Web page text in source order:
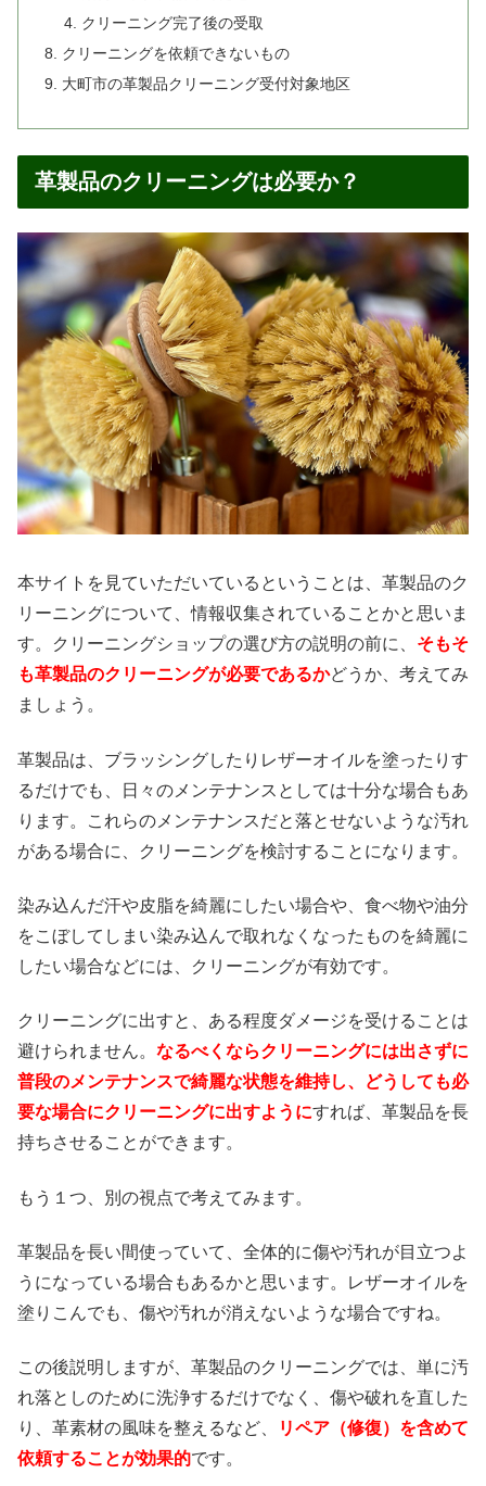
クリーニング完了後の受取
クリーニングを依頼できないもの
大町市の革製品クリーニング受付対象地区
革製品のクリーニングは必要か？
本サイトを見ていただいているということは、革製品のク
リーニングについて、情報収集されていることかと思いま
す。クリーニングショップの選び方の説明の前に、 そもそ
も革製品のクリーニングが必要であるかどうか、考えてみ
ましょう。
革製品は、ブラッシングしたりレザーオイルを塗ったりす
るだけでも、日々のメンテナンスとしては十分な場合もあ
ります。これらのメンテナンスだと落とせないような汚れ
がある場合に、クリーニングを検討することになります。
染み込んだ汗や皮脂を綺麗にしたい場合や、食べ物や油分
をこぼしてしまい染み込んで取れなくなったものを綺麗に
したい場合などには、クリーニングが有効です。
クリーニングに出すと、ある程度ダメージを受けることは
避けられません。 なるべくならクリーニングには出さずに
普段のメンテナンスで綺麗な状態を維持し、どうしても必
要な場合にクリーニングに出すようにすれば、革製品を長
持ちさせることができます。
もう１つ、別の視点で考えてみます。
革製品を長い間使っていて、全体的に傷や汚れが目立つよ
うになっている場合もあるかと思います。レザーオイルを
塗りこんでも、傷や汚れが消えないような場合ですね。
この後説明しますが、革製品のクリーニングでは、単に汚
れ落としのために洗浄するだけでなく、傷や破れを直した
り、革素材の風味を整えるなど、
リペア（修復）を含めて
依頼することが効果的です。